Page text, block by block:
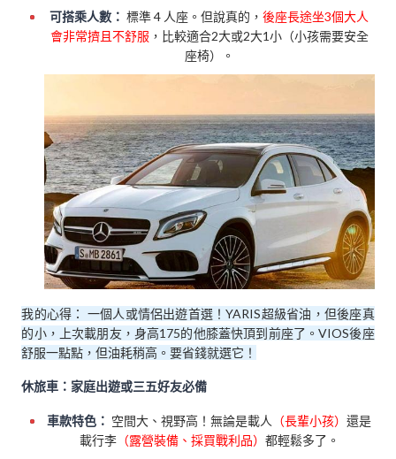
可搭乘人數： 標準 4 人座。但說真的，後座長途坐3個大人
會非常擠且不舒服 ，比較適合2大或2大1小（小孩需要安全
座椅）。
我的心得： 一個人或情侶出遊首選！YARIS超級省油，但後座真
的小，上次載朋友，身高175的他膝蓋快頂到前座了。VIOS後座
舒服一點點，但油耗稍高。要省錢就選它！
休旅車：家庭出遊或三五好友必備
車款特色： 空間大、視野高！無論是載人 （長輩小孩）還是
載行李（露營裝備、採買戰利品） 都輕鬆多了。